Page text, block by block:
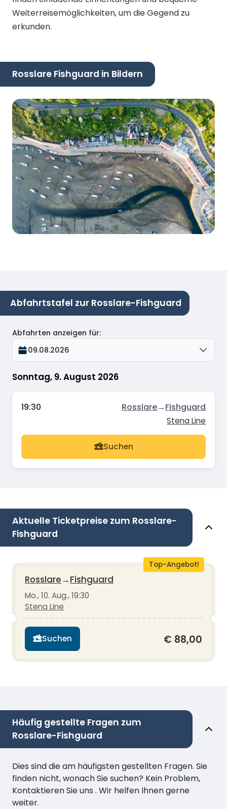
Weiterreisemöglichkeiten, um die Gegend zu
erkunden.
Rosslare Fishguard in Bildern
Abfahrtstafel zur Rosslare-Fishguard
Sonntag, 9. August 2026
Abfahrten anzeigen für:
09.08.2026
19:30 Rosslare→Fishguard
Stena Line
Suchen
Aktuelle Ticketpreise zum Rosslare-
Fishguard
Top-Angebot!
Rosslare→Fishguard
Mo., 10. Aug., 19:30
Stena Line
Suchen € 88,00
Häufig gestellte Fragen zum
Rosslare-Fishguard
Dies sind die am häufigsten gestellten Fragen. Sie
finden nicht, wonach Sie suchen? Kein Problem,
Kontaktieren Sie uns . Wir helfen Ihnen gerne
weiter.